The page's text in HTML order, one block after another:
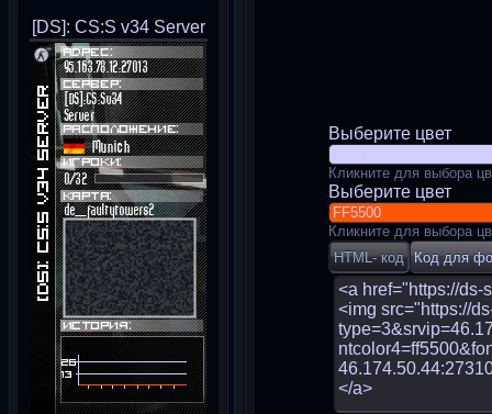
[DS]: CS:S v34 Server
Выберите цвет
Кликните для выбора
Выберите цвет
Кликните для выбора